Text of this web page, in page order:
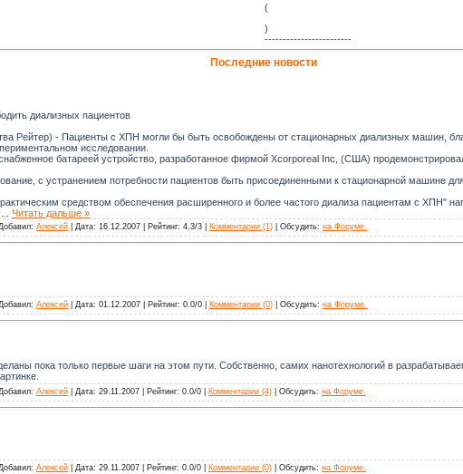
(
)
------------------------
Последние новости
диализных пациентов
Рейтер) - Пациенты с ХПН могли бы быть освобождены от стационарных диализных машин,
исследовании.
батареей устройство, разработанное фирмой Xcorporeal Inc, (США)
с устранением потребности пациентов быть присоединенными к стационарной машине
средством обеспечения расширенного и более частого диализа пациентам с ХПН"
... Читать дальше »
Алексей | Дата: 16.12.2007 | Рейтинг: 4.3/3 | Комментарии (1) | Обсудить: на Форуме.
Алексей | Дата: 01.12.2007 | Рейтинг: 0.0/0 | Комментарии (0) | Обсудить: на Форуме.
пока только первые шаги на этом пути. Собственно, самих нанотехнологий в
Алексей | Дата: 29.11.2007 | Рейтинг: 0.0/0 | Комментарии (4) | Обсудить: на Форуме.
Алексей | Дата: 29.11.2007 | Рейтинг: 0.0/0 | Комментарии (0) | Обсудить: на Форуме.